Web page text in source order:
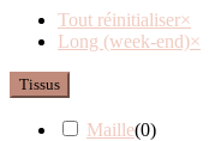
Tout réinitialiser×
Long (week-end)×
Tissus
Maille(0)